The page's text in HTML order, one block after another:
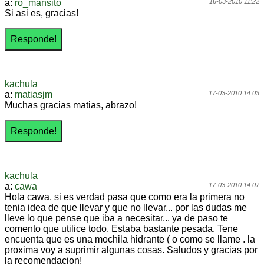
a: ro_mansito
Si asi es, gracias!
kachula
17-03-2010 14:03
a: matiasjm
Muchas gracias matias, abrazo!
kachula
17-03-2010 14:07
a: cawa
Hola cawa, si es verdad pasa que como era la primera no
tenia idea de que llevar y que no llevar... por las dudas me
lleve lo que pense que iba a necesitar... ya de paso te
comento que utilice todo. Estaba bastante pesada. Tene
encuenta que es una mochila hidrante ( o como se llame . la
proxima voy a suprimir algunas cosas. Saludos y gracias por
la recomendacion!